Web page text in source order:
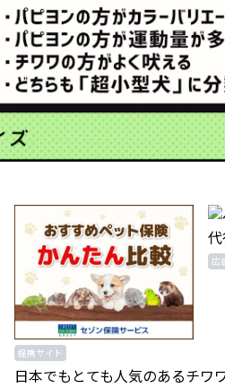
提携サイト
広
日本でもとても人気のあるチワ